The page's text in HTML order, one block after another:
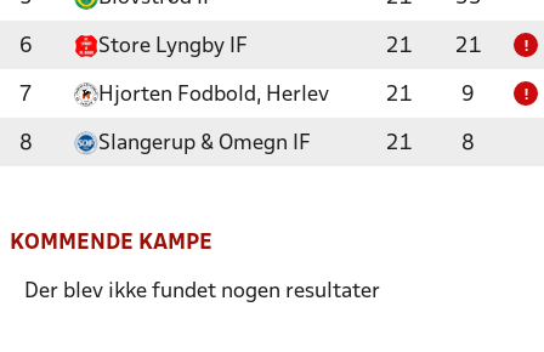
6 Store Lyngby IF 21 21 !
7 Hjorten Fodbold, Herlev 21 9 !
8 Slangerup & Omegn IF 21 8
KOMMENDE KAMPE
Der blev ikke fundet nogen resultater